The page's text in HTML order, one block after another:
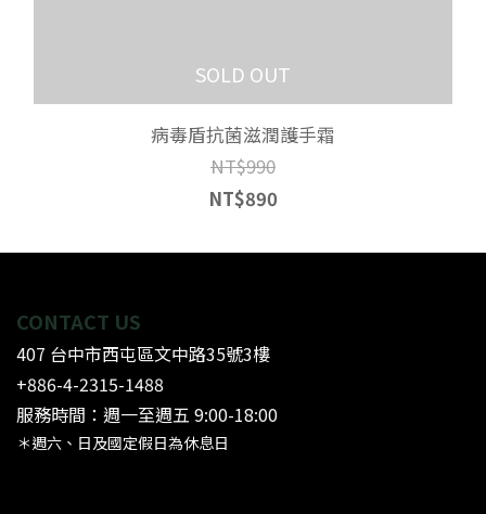
SOLD OUT
病毒盾抗菌滋潤護手霜
NT$990
NT$890
CONTACT US
407 台中市西屯區文中路35號3樓
+886-4-2315-1488
服務時間：週一至週五 9:00-18:00
＊週六、日及國定假日為休息日